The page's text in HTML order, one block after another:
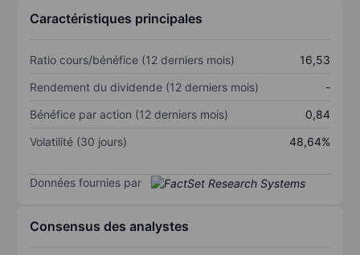
Caractéristiques principales
Ratio cours/bénéfice (12 derniers mois)
16,53
Rendement du dividende (12 derniers mois)
-
Bénéfice par action (12 derniers mois)
0,84
Volatilité (30 jours)
48,64%
Données fournies par
Consensus des analystes